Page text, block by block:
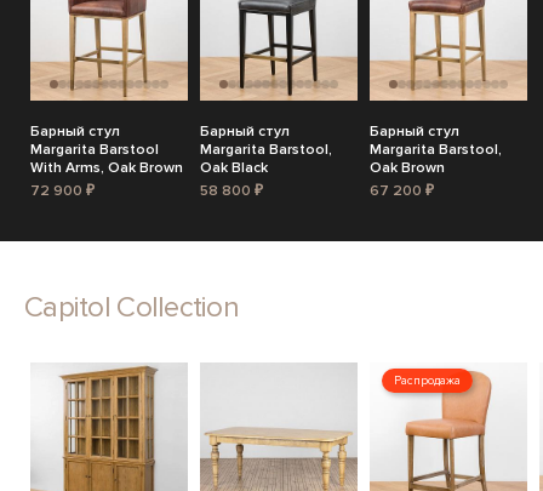
Барный стул
Margarita Barstool
With Arms, Oak Brown
72 900 ₽
Барный стул
Margarita Barstool,
Oak Black
58 800 ₽
Барный стул
Margarita Barstool,
Oak Brown
67 200 ₽
Capitol Collection
Распродажа